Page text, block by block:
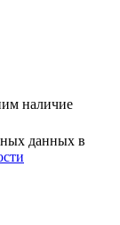
наличие
данных в